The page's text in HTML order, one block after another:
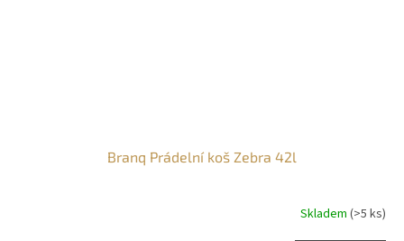
Branq Prádelní koš Zebra 42l
Skladem (>5 ks)